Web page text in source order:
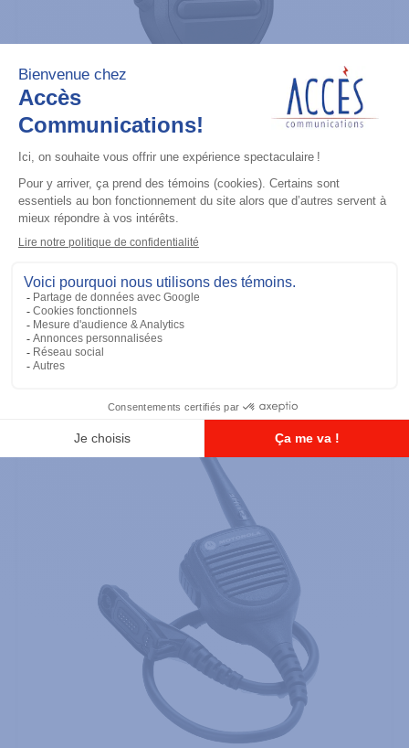
Microphones
RM760 IMPRES WINDPORTING
REMOTE SPEAKER MICROPHONE,
LARGE (IP68)